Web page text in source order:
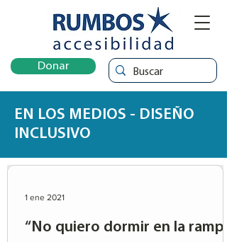
Donar
EN LOS MEDIOS - DISEÑO
INCLUSIVO
“No quiero dormir en la
1 ene 2021